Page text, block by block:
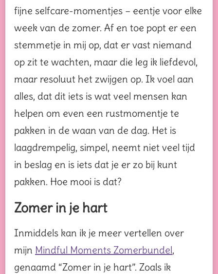
fijne selfcare-momentjes – eentje voor elke
week van de zomer. Af en toe popt er een
stemmetje in mij op, dat er vast niemand
op zit te wachten, maar die leg ik liefdevol,
maar resoluut het zwijgen op. Ik voel aan
alles, dat dit iets is wat veel mensen kan
helpen om even een rustmomentje te
pakken in de waan van de dag. Het is
laagdrempelig, simpel, neemt niet veel tijd
in beslag en is iets dat je er zo bij kunt
pakken. Hoe mooi is dat?
Zomer in je hart
Inmiddels kan ik je meer vertellen over
mijn Mindful Moments Zomerbundel,
genaamd “Zomer in je hart”. Zoals ik